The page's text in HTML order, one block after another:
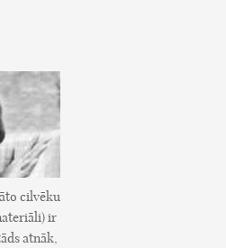
cilvēku
ir
atnāk,